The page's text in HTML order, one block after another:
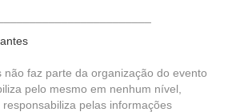
faz parte da organização do evento
pelo mesmo em nenhum nível,
pelas informações